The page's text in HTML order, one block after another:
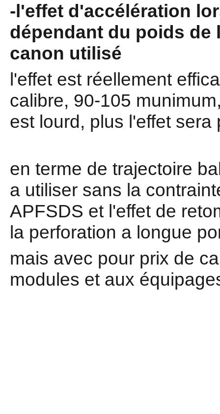
-l'effet d'accélération
dépendant du poids
canon utilisé
l'effet est réellement
calibre, 90-105
est lourd, plus l'effet sera
en terme de trajectoire
a utiliser sans la
APFSDS et l'effet de
la perforation a longue
mais avec pour prix de
modules et aux